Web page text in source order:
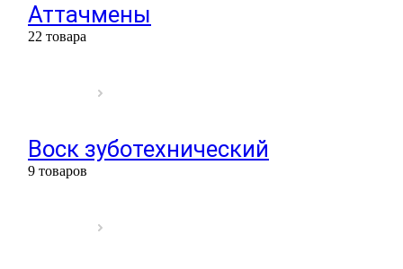
Аттачмены
22 товара
Воск зуботехнический
9 товаров